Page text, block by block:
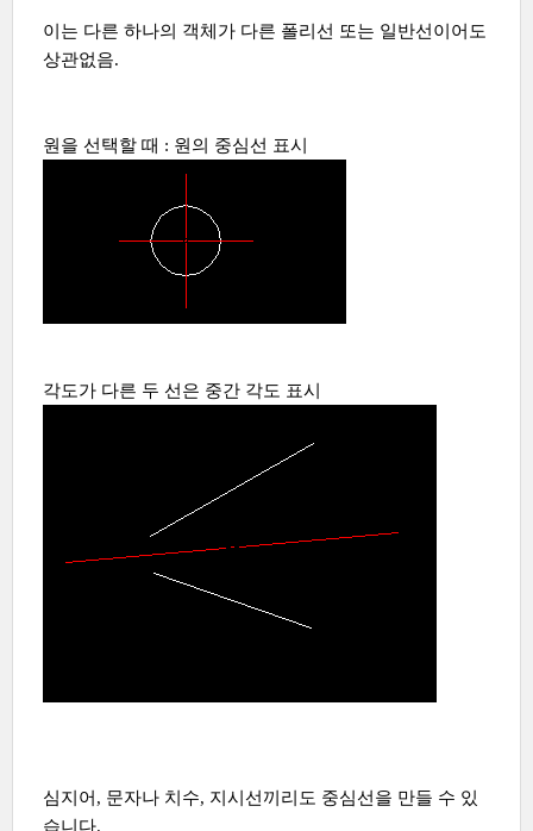
이는 다른 하나의 객체가 다른 폴리선 또는 일반선이어도
상관없음.
원을 선택할 때 : 원의 중심선 표시
각도가 다른 두 선은 중간 각도 표시
심지어, 문자나 치수, 지시선끼리도 중심선을 만들 수 있
습니다.